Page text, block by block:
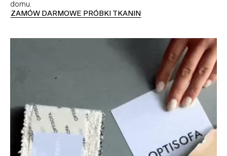
domu.
ZAMÓW DARMOWE PRÓBKI TKANIN